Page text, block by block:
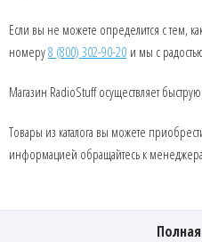
Если вы не можете определится с тем,
номеру8 (800) 302-90-20 и мы с
Магазин RadioStuff осуществляет
Товары из каталога вы можете
информацией обращайтесь к